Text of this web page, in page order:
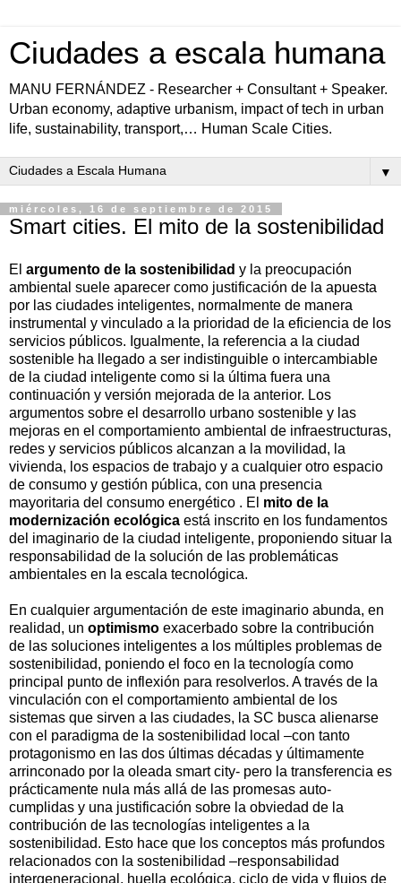
Ciudades a escala humana
MANU FERNÁNDEZ - Researcher + Consultant + Speaker.
Urban economy, adaptive urbanism, impact of tech in urban
life, sustainability, transport,… Human Scale Cities.
▼
miércoles, 16 de septiembre de 2015
Smart cities. El mito de la sostenibilidad
El argumento de la sostenibilidad y la preocupación
ambiental suele aparecer como justificación de la apuesta
por las ciudades inteligentes, normalmente de manera
instrumental y vinculado a la prioridad de la eficiencia de los
servicios públicos. Igualmente, la referencia a la ciudad
sostenible ha llegado a ser indistinguible o intercambiable
de la ciudad inteligente como si la última fuera una
continuación y versión mejorada de la anterior. Los
argumentos sobre el desarrollo urbano sostenible y las
mejoras en el comportamiento ambiental de infraestructuras,
redes y servicios públicos alcanzan a la movilidad, la
vivienda, los espacios de trabajo y a cualquier otro espacio
de consumo y gestión pública, con una presencia
mayoritaria del consumo energético . El mito de la
modernización ecológica está inscrito en los fundamentos
del imaginario de la ciudad inteligente, proponiendo situar la
responsabilidad de la solución de las problemáticas
ambientales en la escala tecnológica.
En cualquier argumentación de este imaginario abunda, en
realidad, un optimismo exacerbado sobre la contribución
de las soluciones inteligentes a los múltiples problemas de
sostenibilidad, poniendo el foco en la tecnología como
principal punto de inflexión para resolverlos. A través de la
vinculación con el comportamiento ambiental de los
sistemas que sirven a las ciudades, la SC busca alienarse
con el paradigma de la sostenibilidad local –con tanto
protagonismo en las dos últimas décadas y últimamente
arrinconado por la oleada smart city- pero la transferencia es
prácticamente nula más allá de las promesas auto-
cumplidas y una justificación sobre la obviedad de la
contribución de las tecnologías inteligentes a la
sostenibilidad. Esto hace que los conceptos más profundos
relacionados con la sostenibilidad –responsabilidad
intergeneracional, huella ecológica, ciclo de vida y flujos de